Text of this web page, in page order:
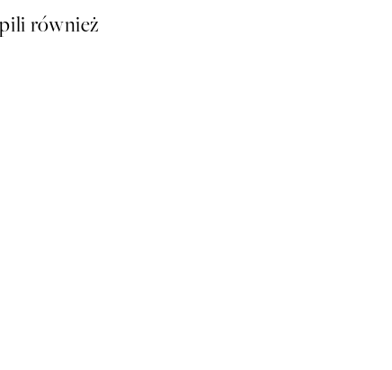
również